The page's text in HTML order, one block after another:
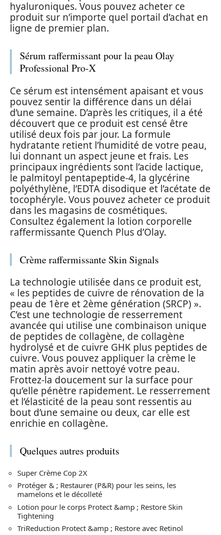
hyaluroniques. Vous pouvez acheter ce
produit sur n’importe quel portail d’achat en
ligne de premier plan.
Sérum raffermissant pour la peau Olay
Professional Pro-X
Ce sérum est intensément apaisant et vous
pouvez sentir la différence dans un délai
d’une semaine. D’après les critiques, il a été
découvert que ce produit est censé être
utilisé deux fois par jour. La formule
hydratante retient l’humidité de votre peau,
lui donnant un aspect jeune et frais. Les
principaux ingrédients sont l’acide lactique,
le palmitoyl pentapeptide-4, la glycérine
polyéthylène, l’EDTA disodique et l’acétate de
tocophéryle. Vous pouvez acheter ce produit
dans les magasins de cosmétiques.
Consultez également la lotion corporelle
raffermissante Quench Plus d’Olay.
Crème raffermissante Skin Signals
La technologie utilisée dans ce produit est,
« les peptides de cuivre de rénovation de la
peau de 1ère et 2ème génération (SRCP) ».
C’est une technologie de resserrement
avancée qui utilise une combinaison unique
de peptides de collagène, de collagène
hydrolysé et de cuivre GHK plus peptides de
cuivre. Vous pouvez appliquer la crème le
matin après avoir nettoyé votre peau.
Frottez-la doucement sur la surface pour
qu’elle pénètre rapidement. Le resserrement
et l’élasticité de la peau sont ressentis au
bout d’une semaine ou deux, car elle est
enrichie en collagène.
Quelques autres produits
Super Crème Cop 2X
Protéger & ; Restaurer (P&R) pour les seins, les
mamelons et le décolleté
Lotion pour le corps Protect &amp ; Restore Skin
Tightening
TriReduction Protect &amp ; Restore avec Retinol